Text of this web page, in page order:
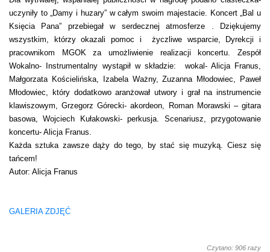
uczyniły to „Damy i huzary” w całym swoim majestacie. Koncert „Bal u
Księcia Pana” przebiegał w serdecznej atmosferze . Dziękujemy
wszystkim, którzy okazali pomoc i życzliwe wsparcie, Dyrekcji i
pracownikom MGOK za umożliwienie realizacji koncertu. Zespół
Wokalno- Instrumentalny wystąpił w składzie: wokal- Alicja Franus,
Małgorzata Kościelińska, Izabela Ważny, Zuzanna Młodowiec, Paweł
Młodowiec, który dodatkowo aranżował utwory i grał na instrumencie
klawiszowym, Grzegorz Górecki- akordeon, Roman Morawski – gitara
basowa, Wojciech Kułakowski- perkusja. Scenariusz, przygotowanie
koncertu- Alicja Franus.
Każda sztuka zawsze dąży do tego, by stać się muzyką. Ciesz się
tańcem!
Autor: Alicja Franus
GALERIA ZDJĘĆ
Czytano: 906 razy